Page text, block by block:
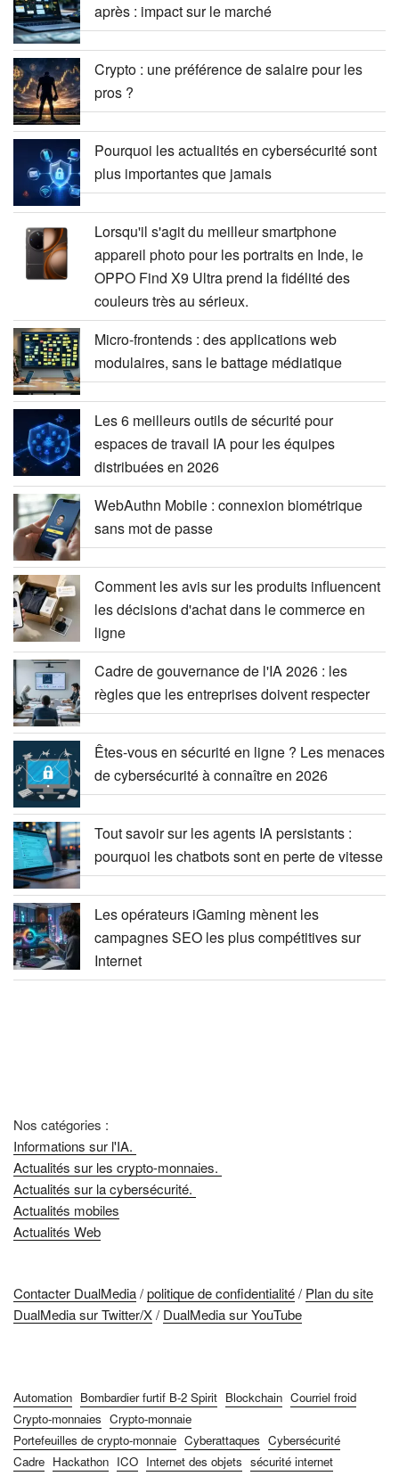
après : impact sur le marché
Crypto : une préférence de salaire pour les
pros ?
Pourquoi les actualités en cybersécurité sont
plus importantes que jamais
Lorsqu'il s'agit du meilleur smartphone
appareil photo pour les portraits en Inde, le
OPPO Find X9 Ultra prend la fidélité des
couleurs très au sérieux.
Micro-frontends : des applications web
modulaires, sans le battage médiatique
Les 6 meilleurs outils de sécurité pour
espaces de travail IA pour les équipes
distribuées en 2026
WebAuthn Mobile : connexion biométrique
sans mot de passe
Comment les avis sur les produits influencent
les décisions d'achat dans le commerce en
ligne
Cadre de gouvernance de l'IA 2026 : les
règles que les entreprises doivent respecter
Êtes-vous en sécurité en ligne ? Les menaces
de cybersécurité à connaître en 2026
Tout savoir sur les agents IA persistants :
pourquoi les chatbots sont en perte de vitesse
Les opérateurs iGaming mènent les
campagnes SEO les plus compétitives sur
Internet
Nos catégories :
Informations sur l'IA.
Actualités sur les crypto-monnaies.
Actualités sur la cybersécurité.
Actualités mobiles
Actualités Web
Contacter DualMedia/politique de confidentialité/ Plan du site
DualMedia sur Twitter/X/ DualMedia sur YouTube
Automation Bombardier furtif B-2 Spirit Blockchain Courriel froid
Crypto-monnaies Crypto-monnaie
Portefeuilles de crypto-monnaie Cyberattaques Cybersécurité
Cadre Hackathon ICO Internet des objets sécurité internet